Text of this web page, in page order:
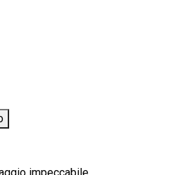
impeccabile.